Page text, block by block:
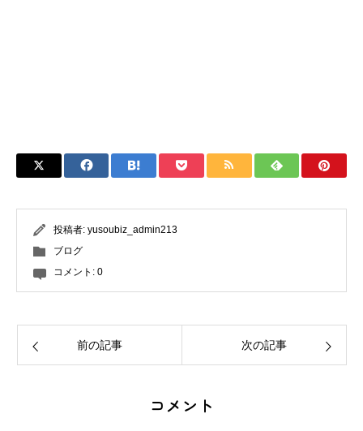
投稿者: yusoubiz_admin213
ブログ
コメント: 0
前の記事 次の記事
コメント